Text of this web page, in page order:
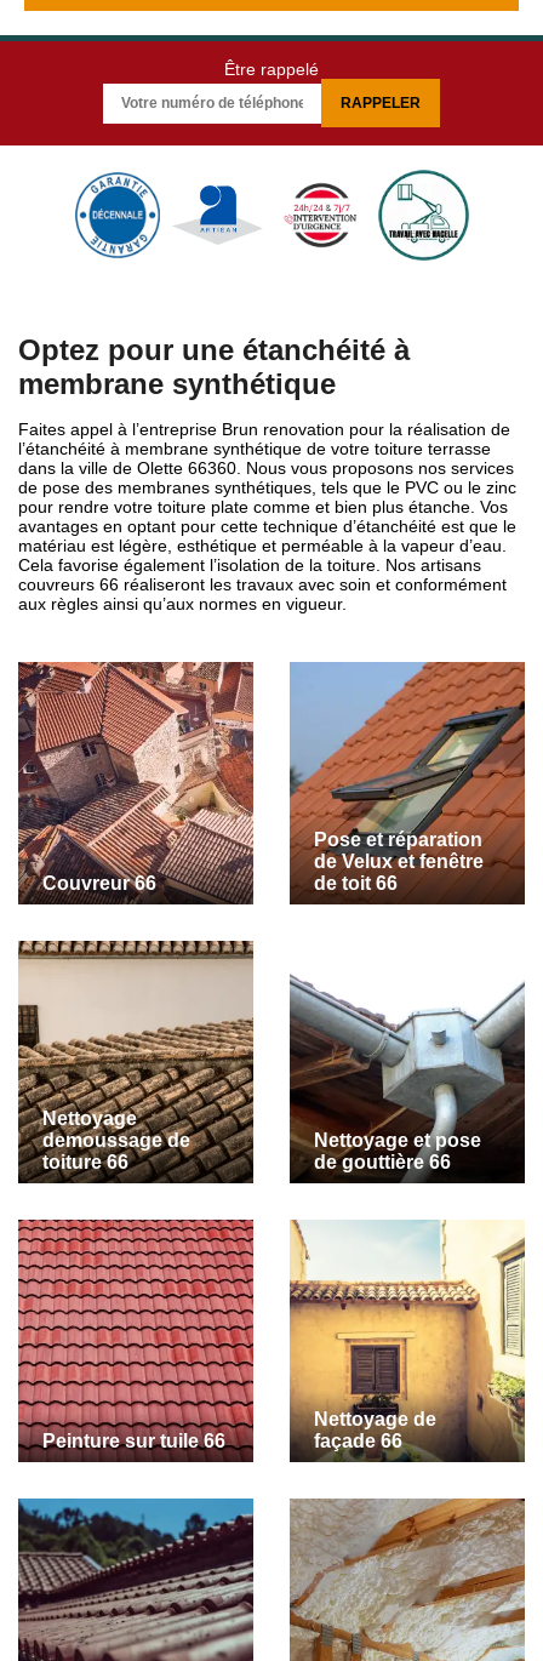
Être rappelé
Optez pour une étanchéité à
membrane synthétique
Faites appel à l’entreprise Brun renovation pour la réalisation de
l’étanchéité à membrane synthétique de votre toiture terrasse
dans la ville de Olette 66360. Nous vous proposons nos services
de pose des membranes synthétiques, tels que le PVC ou le zinc
pour rendre votre toiture plate comme et bien plus étanche. Vos
avantages en optant pour cette technique d’étanchéité est que le
matériau est légère, esthétique et perméable à la vapeur d’eau.
Cela favorise également l’isolation de la toiture. Nos artisans
couvreurs 66 réaliseront les travaux avec soin et conformément
aux règles ainsi qu’aux normes en vigueur.
Couvreur 66
Pose et réparation
de Velux et fenêtre
de toit 66
Nettoyage
demoussage de
toiture 66
Nettoyage et pose
de gouttière 66
Peinture sur tuile 66
Nettoyage de
façade 66